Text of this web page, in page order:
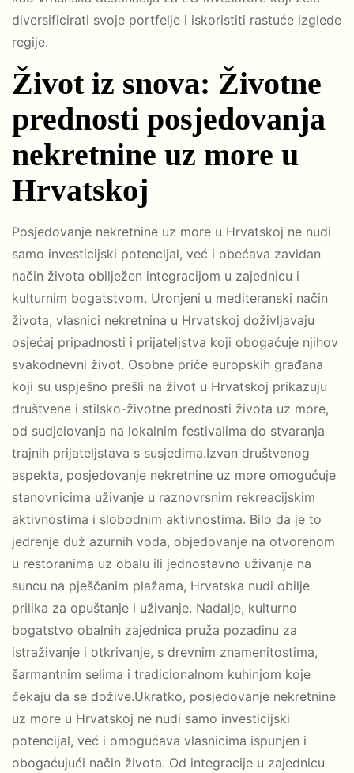
diversificirati svoje portfelje i iskoristiti rastuće izglede
regije.
Život iz snova: Životne
prednosti posjedovanja
nekretnine uz more u
Hrvatskoj
Posjedovanje nekretnine uz more u Hrvatskoj ne nudi
samo investicijski potencijal, već i obećava zavidan
način života obilježen integracijom u zajednicu i
kulturnim bogatstvom. Uronjeni u mediteranski način
života, vlasnici nekretnina u Hrvatskoj doživljavaju
osjećaj pripadnosti i prijateljstva koji obogaćuje njihov
svakodnevni život. Osobne priče europskih građana
koji su uspješno prešli na život u Hrvatskoj prikazuju
društvene i stilsko-životne prednosti života uz more,
od sudjelovanja na lokalnim festivalima do stvaranja
trajnih prijateljstava s susjedima.Izvan društvenog
aspekta, posjedovanje nekretnine uz more omogućuje
stanovnicima uživanje u raznovrsnim rekreacijskim
aktivnostima i slobodnim aktivnostima. Bilo da je to
jedrenje duž azurnih voda, objedovanje na otvorenom
u restoranima uz obalu ili jednostavno uživanje na
suncu na pješčanim plažama, Hrvatska nudi obilje
prilika za opuštanje i uživanje. Nadalje, kulturno
bogatstvo obalnih zajednica pruža pozadinu za
istraživanje i otkrivanje, s drevnim znamenitostima,
šarmantnim selima i tradicionalnom kuhinjom koje
čekaju da se dožive.Ukratko, posjedovanje nekretnine
uz more u Hrvatskoj ne nudi samo investicijski
potencijal, već i omogućava vlasnicima ispunjen i
obogaćujući način života. Od integracije u zajednicu